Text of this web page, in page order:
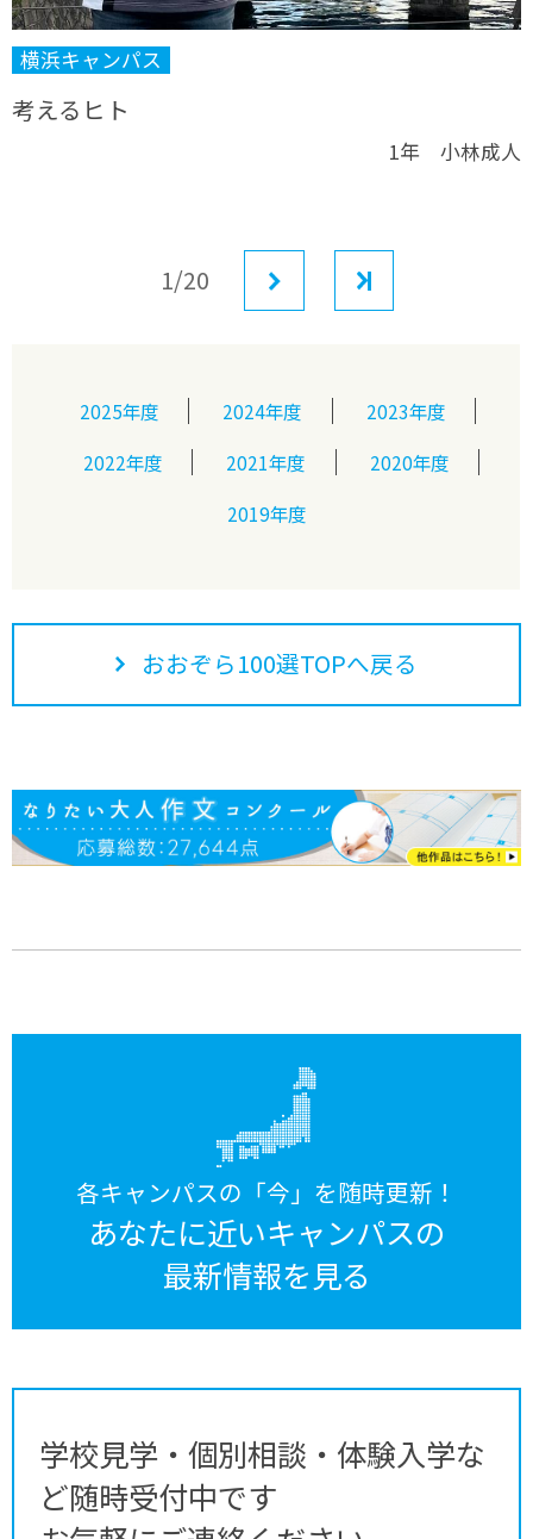
横浜キャンパス
考えるヒト
1年 小林成人
1/20
2025年度 2024年度
2023年度
2022年度
2021年度
2020年度
2019年度
おおぞら100選TOPへ戻る
各キャンパスの「今」を随時更新！
あなたに近いキャンパスの
最新情報を見る
学校見学・個別相談・体験入学な
ど随時受付中です